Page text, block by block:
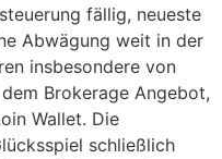
fällig, neueste
Abwägung weit in der
insbesondere von
Brokerage Angebot,
Wallet. Die
schließlich